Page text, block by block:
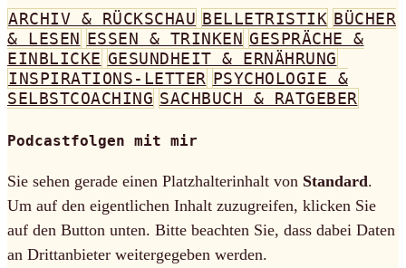
ARCHIV & RÜCKSCHAU BELLETRISTIK BÜCHER
& LESEN ESSEN & TRINKEN GESPRÄCHE &
EINBLICKE GESUNDHEIT & ERNÄHRUNG
INSPIRATIONS-LETTER PSYCHOLOGIE &
SELBSTCOACHING SACHBUCH & RATGEBER
Podcastfolgen mit mir
Sie sehen gerade einen Platzhalterinhalt von Standard.
Um auf den eigentlichen Inhalt zuzugreifen, klicken Sie
auf den Button unten. Bitte beachten Sie, dass dabei Daten
an Drittanbieter weitergegeben werden.